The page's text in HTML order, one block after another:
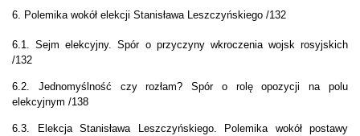
6. Polemika wokół elekcji Stanisława Leszczyńskiego /132
6.1. Sejm elekcyjny. Spór o przyczyny wkroczenia wojsk rosyjskich
/132
6.2. Jednomyślność czy rozłam? Spór o rolę opozycji na polu
elekcyjnym /138
6.3. Elekcja Stanisława Leszczyńskiego. Polemika wokół postawy